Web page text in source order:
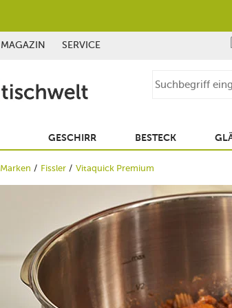
MAGAZIN SERVICE
GESCHIRR BESTECK
Marken Fissler Vitaquick Premium